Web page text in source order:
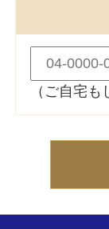
（ご自宅も